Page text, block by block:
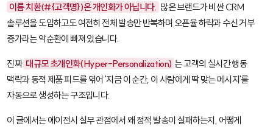
이름 치환(#{고객명})은 개인화가 아닙니다. 많은 브랜드가 비싼 CRM
솔루션을 도입하고도 여전히 전체 발송만 반복하며 오픈율 하락과 수신 거부
증가라는 악순환에 빠져 있습니다.
진짜 대규모 초개인화(Hyper-Personalization) 는 고객의 실시간 행동
맥락과 동적 제품 피드를 엮어 '지금 이 순간, 이 사람에게 딱 맞는 메시지'를
자동으로 생성하는 구조입니다.
이 글에서는 에이전시 실무 관점에서 왜 정적 발송이 실패하는지, 어떻게